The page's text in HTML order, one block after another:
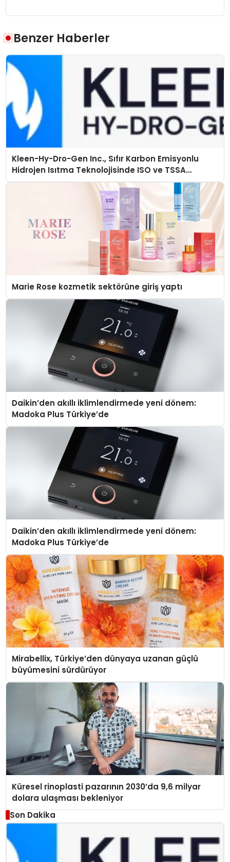
Benzer Haberler
Kleen-Hy-Dro-Gen Inc., Sıfır Karbon Emisyonlu
Hidrojen Isıtma Teknolojisinde ISO ve TSSA
Düzenleyici Onaylarını Aldı
Marie Rose kozmetik sektörüne giriş yaptı
Daikin’den akıllı iklimlendirmede yeni dönem:
Madoka Plus Türkiye’de
Daikin’den akıllı iklimlendirmede yeni dönem:
Madoka Plus Türkiye’de
Mirabellix, Türkiye’den dünyaya uzanan güçlü
büyümesini sürdürüyor
Küresel rinoplasti pazarının 2030’da 9,6 milyar
dolara ulaşması bekleniyor
Son Dakika